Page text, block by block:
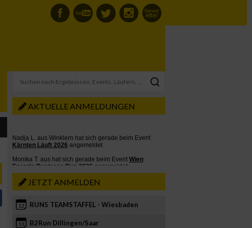
AKTUELLE ANMELDUNGEN
JETZT ANMELDEN
12 RUN5 TEAMSTAFFEL - Wiesbaden
13 B2Run Dillingen/Saar